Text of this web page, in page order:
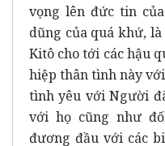
vọng lên đức tin
dũng của quá khứ,
Kitô cho tới các hậu
hiệp thân tình này
tình yêu với Người
với họ cũng như
đương đầu với các